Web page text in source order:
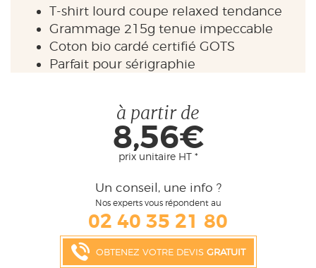
T-shirt lourd coupe relaxed tendance
Grammage 215g tenue impeccable
Coton bio cardé certifié GOTS
Parfait pour sérigraphie
à partir de
8,56€
prix unitaire HT *
Un conseil, une info ?
Nos experts vous répondent au
02 40 35 21 80
OBTENEZ VOTRE DEVIS GRATUIT